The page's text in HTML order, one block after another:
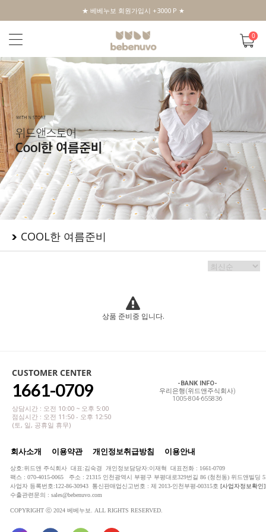
★ 베베누보 회원가입시 +3000 P ★
0
COOL한 여름준비
상품 준비중 입니다.
CUSTOMER CENTER
1661-0709
상담시간 : 오전 10:00 ~ 오후 5:00
점심시간 : 오전 11:50 - 오후 12:50
(토, 일, 공휴일 휴무)
-BANK INFO-
우리은행(위드앤주식회사)
1005-804-655836
회사소개 이용약관 개인정보취급방침 이용안내
상호:위드앤 주식회사 대표:김숙경 개인정보담당자:이재혁 대표전화 : 1661-0709
팩스 : 070-4015-0065 주소 : 21315 인천광역시 부평구 부평대로329번길 86 (청천동) 위드앤빌딩
사업자 등록번호:122-86-30943 통신판매업신고번호 : 제 2013-인천부평-00315호 [사업자정보확인]
수출관련문의 : sales@bebenuvo.com
COPYRIGHT ⓒ 2024 베베누보. ALL RIGHTS RESERVED.